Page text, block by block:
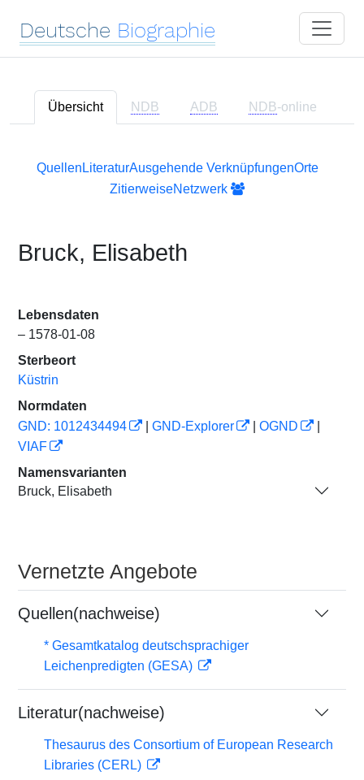
Deutsche Biographie
Übersicht NDB ADB NDB-online
Quellen LiteraturAusgehende VerknüpfungenOrte
ZitierweiseNetzwerk
Bruck, Elisabeth
Lebensdaten
– 1578-01-08
Sterbeort
Küstrin
Normdaten
GND: 1012434494
GND-Explorer OGND
VIAF
Namensvarianten
Bruck, Elisabeth
Vernetzte Angebote
Quellen(nachweise)
* Gesamtkatalog deutschsprachiger
Leichenpredigten (GESA)
Literatur(nachweise)
Thesaurus des Consortium of European Research
Libraries (CERL)